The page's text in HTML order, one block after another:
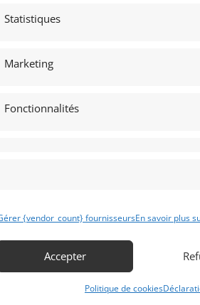
Statistiques
Marketing
Fonctionnalités
{vendor_count} fournisseursEn savoir plus
Accepter
Politique de cookies